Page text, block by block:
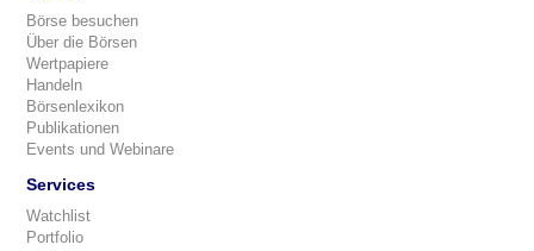
Börse besuchen
Über die Börsen
Wertpapiere
Handeln
Börsenlexikon
Publikationen
Events und Webinare
Services
Watchlist
Portfolio